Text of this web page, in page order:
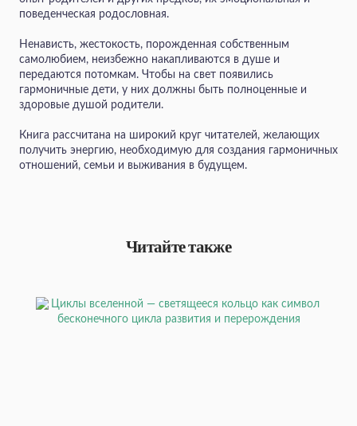
поведенческая родословная.
Ненависть, жестокость, порожденная собственным
самолюбием, неизбежно накапливаются в душе и
передаются потомкам. Чтобы на свет появились
гармоничные дети, у них должны быть полноценные и
здоровые душой родители.
Книга рассчитана на широкий круг читателей, желающих
получить энергию, необходимую для создания гармоничных
отношений, семьи и выживания в будущем.
Читайте также